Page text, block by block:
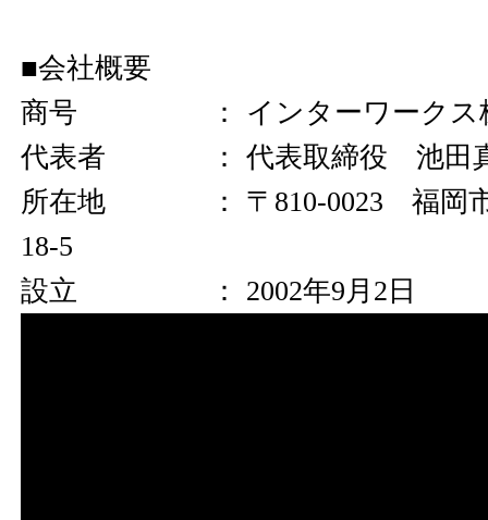
■会社概要
商号 ： インターワークス
代表者 ： 代表取締役 池田
所在地 ： 〒810-0023 福岡市
18-5
設立 ： 2002年9月2日